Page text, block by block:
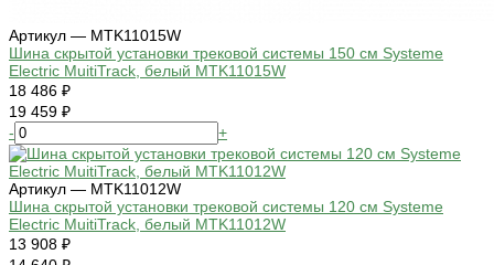
Артикул — MTK11015W
Шина скрытой установки трековой системы 150 см Systeme
Electric MuitiTrack, белый MTK11015W
18 486 ₽
19 459 ₽
-
+
Артикул — MTK11012W
Шина скрытой установки трековой системы 120 см Systeme
Electric MuitiTrack, белый MTK11012W
13 908 ₽